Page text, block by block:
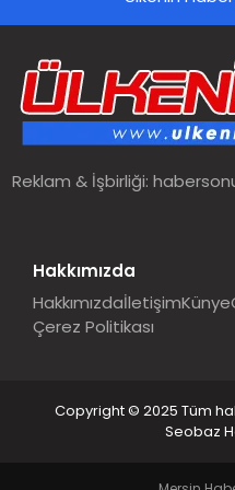
TEKNOLOJI
Reklam & İşbirliği:
Hakkımızda
HakkımızdaİletişimKünye
Çerez Politikası
Copyright © 2025 Tüm
Seobaz